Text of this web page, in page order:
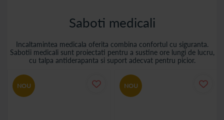
Saboti medicali
Incaltamintea medicala oferita combina confortul cu siguranta.
Sabotii medicali sunt proiectati pentru a sustine ore lungi de lucru,
cu talpa antiderapanta si suport adecvat pentru picior.
NOU NOU